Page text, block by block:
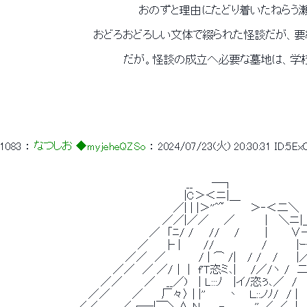
おのずと理由にたどり着いたねらう瀬が、再
おどろおどろしい文体で綴られた怪談だが、要約すれ
だが。怪談の成立へ必要な墓地は、学校の敷
1083 ： なつしお ◆myjeheQZSo ： 2024/07/23(火) 20:30:31
__ 　　―┐
|C＞＜ニ|＿
／| | |＞''^~　　　 ＞‐＜二＼
／／|／／　　／　　　　|　 ＼ニ|
／　｢ﾆ/ /　　// 　 / 　 　 |　　　
／　　├ |　　　// 　 　 　 　 /　　 　 |ｰ
／／　／　 　 　 / | ⌒ /|　 / /　 /　　 |
／／　／ ／/｜ |　f'Ｔ恣ミ､| 　 /／/ヽ /　
／／　 　 ／ 　__／)　 | L:::ﾉ　 |イ/恣ぅ､／　/　｜　
／／　 　 ／　　 厂々〉 | |'' 　　 丶　 Ｌ::ノﾉ/　/ |